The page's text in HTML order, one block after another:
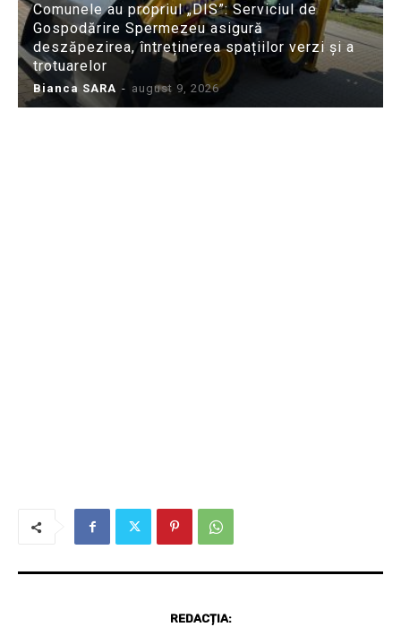
Comunele au propriul „DIS”: Serviciul de
Gospodărire Spermezeu asigură
deszăpezirea, întreținerea spațiilor verzi și a
trotuarelor
Bianca SARA - august 9, 2026
REDACȚIA: